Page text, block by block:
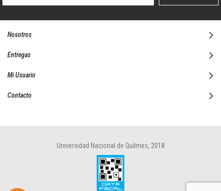
boletín
Nosotros
Entregas
Mi Usuario
Contacto
Universidad Nacional de Quilmes, 2018